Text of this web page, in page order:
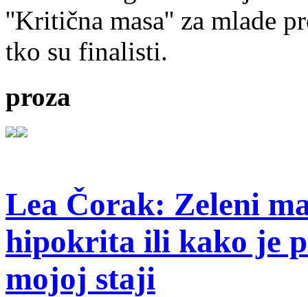
''Kritična masa'' za mlade
tko su finalisti.
proza
Lea Čorak: Zeleni
hipokrita ili kako je
mojoj staji